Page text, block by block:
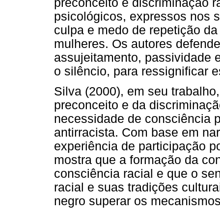
preconceito e discriminação
psicológicos, expressos nos
culpa e medo de repetição
mulheres. Os autores
assujeitamento, passividade
o silêncio, para ressignificar
Silva (2000), em seu
preconceito e da
necessidade de consciência
antirracista. Com base em
experiência de participação
mostra que a formação da
consciência racial e que o
racial e suas tradições
negro superar os